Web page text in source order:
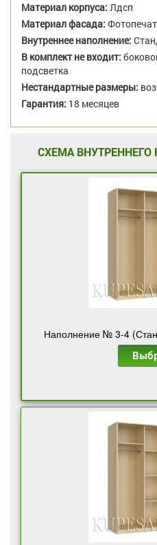
Материал корпуса: Лдсп
Материал фасада:
Внутреннее наполнение:
В комплект не входит:
подсветка
Нестандартные размеры:
Гарантия: 18 месяцев
СХЕМА
Наполнение № 3-4